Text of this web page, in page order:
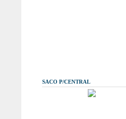
SACO P/CENTRAL